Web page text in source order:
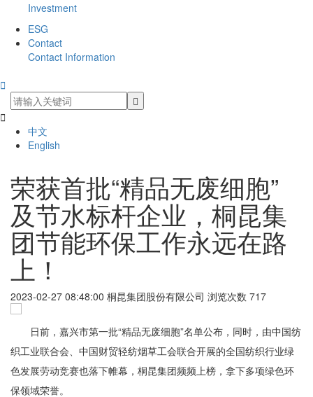
Investment
ESG
Contact
Contact Information


中文
English
荣获首批“精品无废细胞”
及节水标杆企业，桐昆集
团节能环保工作永远在路
上！
2023-02-27 08:48:00 桐昆集团股份有限公司 浏览次数 717
日前，嘉兴市第一批“精品无废细胞”名单公布，同时，由中国纺
织工业联合会、中国财贸轻纺烟草工会联合开展的全国纺织行业绿
色发展劳动竞赛也落下帷幕，桐昆集团频频上榜，拿下多项绿色环
保领域荣誉。